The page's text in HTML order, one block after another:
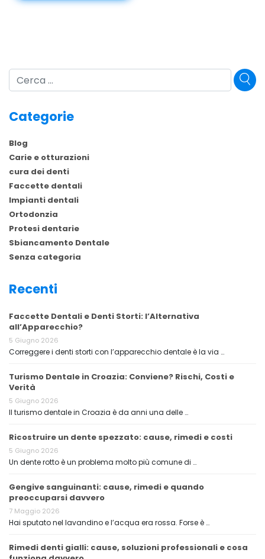
Cerca
Categorie
Blog
Carie e otturazioni
cura dei denti
Faccette dentali
Impianti dentali
Ortodonzia
Protesi dentarie
Sbiancamento Dentale
Senza categoria
Recenti
Faccette Dentali e Denti Storti: l’Alternativa
all’Apparecchio?
5 Giugno 2026
Correggere i denti storti con l’apparecchio dentale è la via …
Turismo Dentale in Croazia: Conviene? Rischi, Costi e
Verità
5 Giugno 2026
Il turismo dentale in Croazia è da anni una delle …
Ricostruire un dente spezzato: cause, rimedi e costi
5 Giugno 2026
Un dente rotto è un problema molto più comune di …
Gengive sanguinanti: cause, rimedi e quando
preoccuparsi davvero
7 Maggio 2026
Hai sputato nel lavandino e l’acqua era rossa. Forse è …
Rimedi denti gialli: cause, soluzioni professionali e cosa